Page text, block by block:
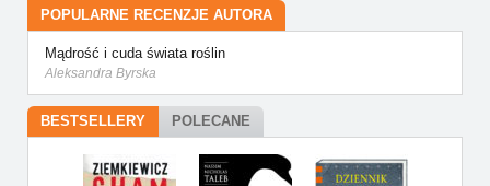
POPULARNE RECENZJE AUTORA
Mądrość i cuda świata roślin
Aleksandra Byrska
BESTSELLERY POLECANE